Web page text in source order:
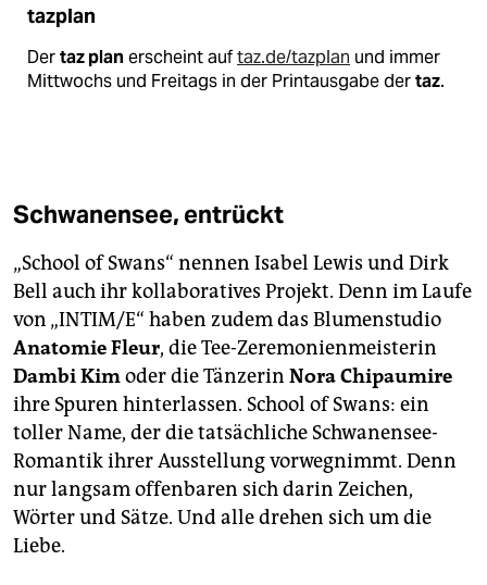
tazplan
Dertaz planerscheint auftaz.de/tazplan und immer
Mittwochs und Freitags in der Printausgabe dertaz.
Schwanensee, entrückt
„School of Swans“ nennen Isabel Lewis und Dirk
Bell auch ihr kollaboratives Projekt. Denn im Laufe
von „INTIM/E“ haben zudem das Blumenstudio
Anatomie Fleur, die Tee-Zeremonienmeisterin
Dambi Kimoder die Tänzerin Nora Chipaumire
ihre Spuren hinterlassen. School of Swans: ein
toller Name, der die tatsächliche Schwanensee-
Romantik ihrer Ausstellung vorwegnimmt. Denn
nur langsam offenbaren sich darin Zeichen,
Wörter und Sätze. Und alle drehen sich um die
Liebe.